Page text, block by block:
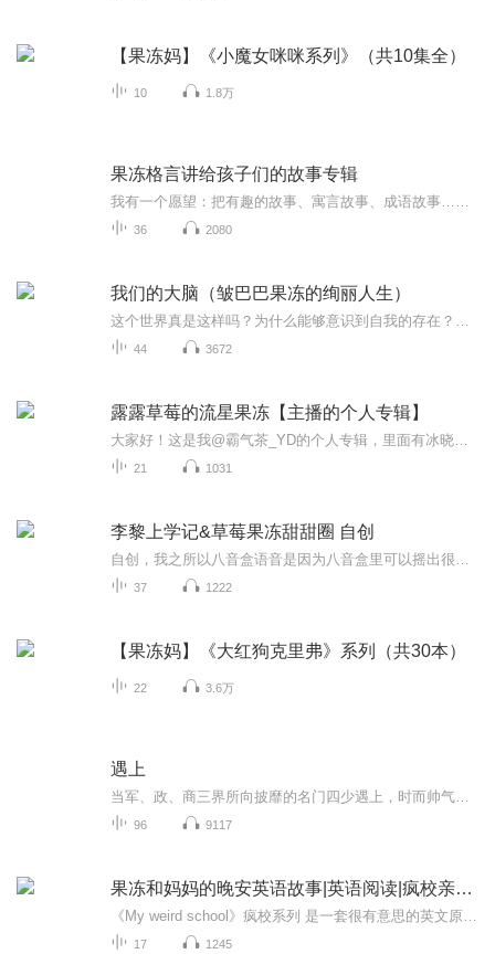
【果冻妈】《小魔女咪咪系列》（共10集全）
10 1.8万
果冻格言讲给孩子们的故事专辑
36 2080
我们的大脑（皱巴巴果冻的绚丽人生）
44 3672
露露草莓的流星果冻【主播的个人专辑】
21 1031
李黎上学记&草莓果冻甜甜圈 自创
37 1222
【果冻妈】《大红狗克里弗》系列（共30本）
22 3.6万
遇上
96 9117
果冻和妈妈的晚安英语故事|英语阅读|疯校亲子版
17 1245